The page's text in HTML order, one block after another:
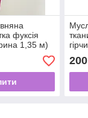
фуксія
1,35 м)
200